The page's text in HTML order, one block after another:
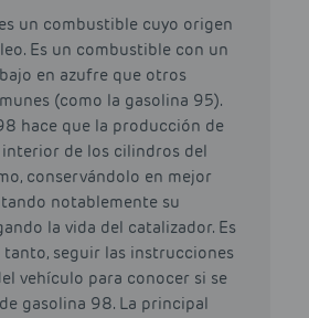
un combustible cuyo origen
Es un combustible con un
en azufre que otros
(como la gasolina 95).
hace que la producción de
de los cilindros del
conservándolo en mejor
notablemente su
la vida del catalizador. Es
seguir las instrucciones
vehículo para conocer si se
gasolina 98. La principal